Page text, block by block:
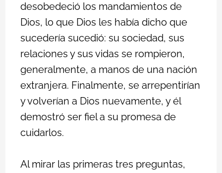
desobedeció los mandamientos de
Dios, lo que Dios les había dicho que
sucedería sucedió: su sociedad, sus
relaciones y sus vidas se rompieron,
generalmente, a manos de una nación
extranjera. Finalmente, se arrepentirían
y volverían a Dios nuevamente, y él
demostró ser fiel a su promesa de
cuidarlos.
Al mirar las primeras tres preguntas,